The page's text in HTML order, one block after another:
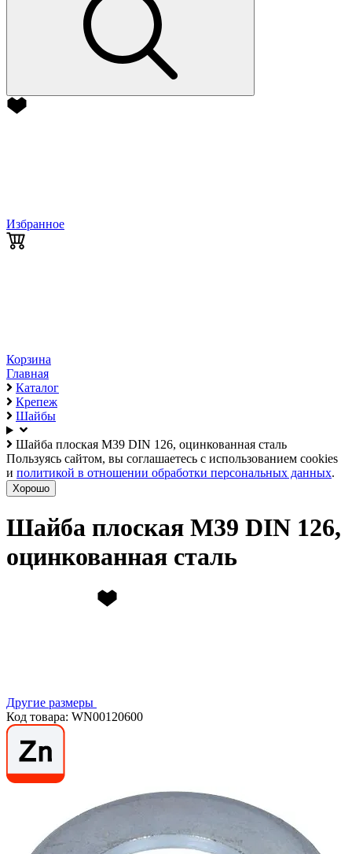
Избранное
Корзина
Главная
Каталог
Крепеж
Шайбы
Шайба плоская М39 DIN 126, оцинкованная сталь
Пользуясь сайтом, вы соглашаетесь с использованием cookies
и политикой в отношении обработки персональных данных.
Хорошо
Шайба плоская М39 DIN 126,
оцинкованная сталь
Другие размеры
Код товара: WN00120600